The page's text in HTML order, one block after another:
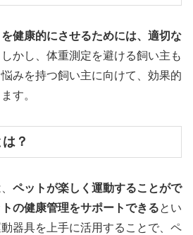
健康的にさせるためには、適切な
しかし、体重測定を避ける飼い主も
みを持つ飼い主に向けて、効果的
す。
？
ペットが楽しく運動することがで
の健康管理をサポートできるとい
器具を上手に活用することで、ペ